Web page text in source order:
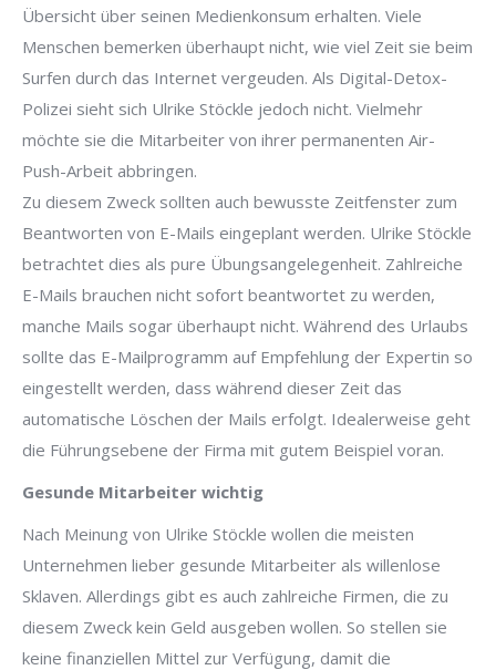
Übersicht über seinen Medienkonsum erhalten. Viele
Menschen bemerken überhaupt nicht, wie viel Zeit sie beim
Surfen durch das Internet vergeuden. Als Digital-Detox-
Polizei sieht sich Ulrike Stöckle jedoch nicht. Vielmehr
möchte sie die Mitarbeiter von ihrer permanenten Air-
Push-Arbeit abbringen.
Zu diesem Zweck sollten auch bewusste Zeitfenster zum
Beantworten von E-Mails eingeplant werden. Ulrike Stöckle
betrachtet dies als pure Übungsangelegenheit. Zahlreiche
E-Mails brauchen nicht sofort beantwortet zu werden,
manche Mails sogar überhaupt nicht. Während des Urlaubs
sollte das E-Mailprogramm auf Empfehlung der Expertin so
eingestellt werden, dass während dieser Zeit das
automatische Löschen der Mails erfolgt. Idealerweise geht
die Führungsebene der Firma mit gutem Beispiel voran.
Gesunde Mitarbeiter wichtig
Nach Meinung von Ulrike Stöckle wollen die meisten
Unternehmen lieber gesunde Mitarbeiter als willenlose
Sklaven. Allerdings gibt es auch zahlreiche Firmen, die zu
diesem Zweck kein Geld ausgeben wollen. So stellen sie
keine finanziellen Mittel zur Verfügung, damit die